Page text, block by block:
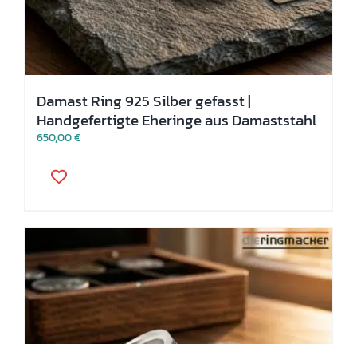
Damast Ring 925 Silber gefasst |
Handgefertigte Eheringe aus Damaststahl
650,00€
Produkt
Die
Optionen
können
auf
Produktseite
gewählt